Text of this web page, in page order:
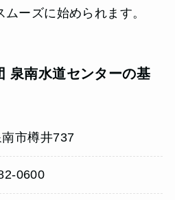
ーズに始められます。
泉南水道センターの基
市樽井737
0600